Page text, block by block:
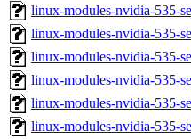
linux-modules-nvidia-535-
linux-modules-nvidia-535-
linux-modules-nvidia-535-
linux-modules-nvidia-535-
linux-modules-nvidia-535-
linux-modules-nvidia-535-